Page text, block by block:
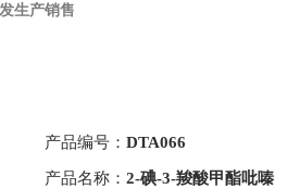
生产销售
产品编号：DTA066
产品名称：2-碘-3-羧酸甲酯吡嗪